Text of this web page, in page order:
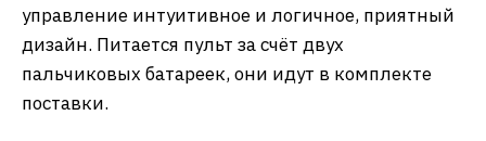
управление интуитивное и логичное, приятный
дизайн. Питается пульт за счёт двух
пальчиковых батареек, они идут в комплекте
поставки.